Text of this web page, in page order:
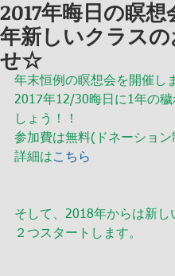
2017年晦日の瞑想
年新しいクラスの
せ☆
年末恒例の瞑想会を開催し
2017年12/30晦日に1年の穢
しょう！！
参加費は無料(ドネーション
詳細はこちら
そして、2018年からは新し
２つスタートします。